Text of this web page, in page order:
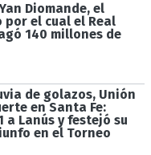
Diomande, el
por el cual el Real
140 millones de
de golazos, Unión
en Santa Fe:
a Lanús y festejó su
en el Torneo